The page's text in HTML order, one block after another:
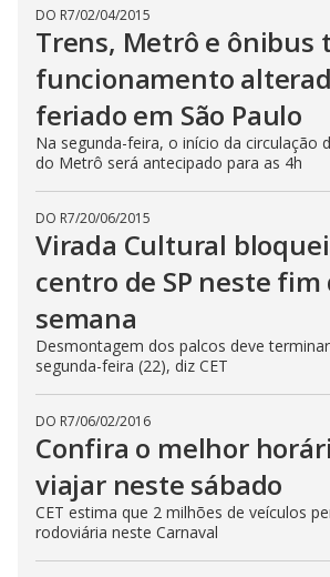
DO R7/02/04/2015
Trens, Metrô e ônibus
funcionamento
feriado em São Paulo
Na segunda-feira, o início da circulação
do Metrô será antecipado para as 4h
DO R7/20/06/2015
Virada Cultural
centro de SP neste fim
semana
Desmontagem dos palcos deve
segunda-feira (22), diz CET
DO R7/06/02/2016
Confira o melhor
viajar neste sábado
CET estima que 2 milhões de veículos
rodoviária neste Carnaval